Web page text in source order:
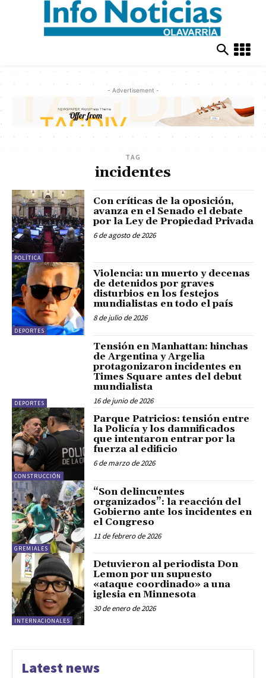
- Advertisement -
TAG
incidentes
POLÍTICA
Con críticas de la oposición,
avanza en el Senado el debate
por la Ley de Propiedad Privada
6 de agosto de 2026
DEPORTES
Violencia: un muerto y decenas
de detenidos por graves
disturbios en los festejos
mundialistas en todo el país
8 de julio de 2026
DEPORTES
Tensión en Manhattan: hinchas
de Argentina y Argelia
protagonizaron incidentes en
Times Square antes del debut
mundialista
16 de junio de 2026
CONSTRUCCIÓN
Parque Patricios: tensión entre
la Policía y los damnificados
que intentaron entrar por la
fuerza al edificio
6 de marzo de 2026
GREMIALES
“Son delincuentes
organizados”: la reacción del
Gobierno ante los incidentes en
el Congreso
11 de febrero de 2026
INTERNACIONALES
Detuvieron al periodista Don
Lemon por un supuesto
«ataque coordinado» a una
iglesia en Minnesota
30 de enero de 2026
Latest news